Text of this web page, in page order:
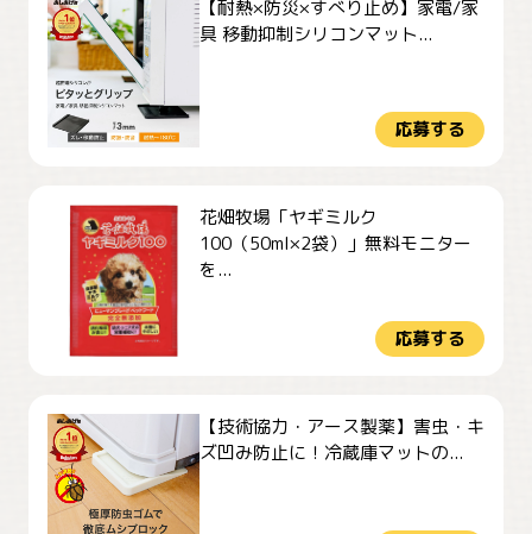
【耐熱×防災×すべり止め】家電/家
具 移動抑制シリコンマット...
応募する
花畑牧場「ヤギミルク
100（50ml×2袋）」無料モニター
を...
応募する
【技術協力・アース製薬】害虫・キ
ズ凹み防止に！冷蔵庫マットの...